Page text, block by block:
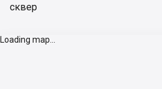
сквер
Loading map...